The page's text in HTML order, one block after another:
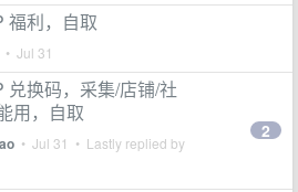
福利，自取
• Jul 31
兑换码，采集/店铺/社
用，自取
• Jul 31 • Lastly replied by
2